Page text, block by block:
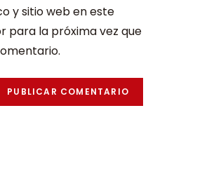
y sitio web en este
para la próxima vez que